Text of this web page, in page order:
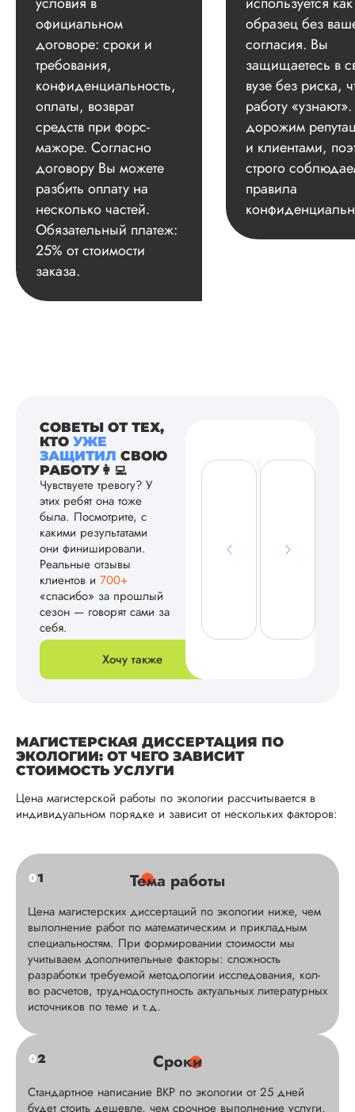
официальном
договоре: сроки и
требования,
конфиденциальность,
оплаты, возврат
средств при форс-
мажоре. Согласно
договору Вы можете
разбить оплату на
несколько частей.
Обязательный платеж:
25% от стоимости
заказа.
образец без
согласия. Вы
защищаетесь в
вузе без риска,
работу
дорожим
и клиентами,
строго
правила
СОВЕТЫ ОТ ТЕХ,
КТО УЖЕ
ЗАЩИТИЛ СВОЮ
РАБОТУ👩‍💻
Чувствуете тревогу? У
этих ребят она тоже
была. Посмотрите, с
какими результатами
они финишировали.
Реальные отзывы
клиентов и 700+
«спасибо» за прошлый
сезон — говорят сами за
себя.
Хочу также
МАГИСТЕРСКАЯ ДИССЕРТАЦИЯ ПО
ЭКОЛОГИИ: ОТ ЧЕГО ЗАВИСИТ
СТОИМОСТЬ УСЛУГИ
Цена магистерской работы по экологии рассчитывается в
индивидуальном порядке и зависит от нескольких факторов:
01 Тема работы
Цена магистерских диссертаций по экологии ниже, чем
выполнение работ по математическим и прикладным
специальностям. При формировании стоимости мы
учитываем дополнительные факторы: сложность
разработки требуемой методологии исследования, кол-
во расчетов, труднодоступность актуальных литературных
источников по теме и т.д.
02 Сроки
Стандартное написание ВКР по экологии от 25 дней
будет стоить дешевле, чем срочное выполнение услуги.